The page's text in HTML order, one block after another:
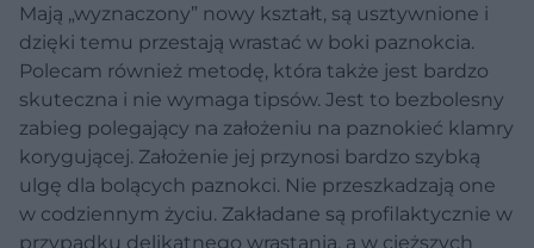
Mają „wyznaczony” nowy kształt, są usztywnione i
dzięki temu przestają wrastać w boki paznokcia.
Polecam również metodę, która także jest bardzo
skuteczna i nie wymaga tipsów. Jest to bezbolesny
zabieg polegający na założeniu na paznokieć klamry
korygującej. Założenie jej przynosi bardzo szybką
ulgę dla bolących paznokci. Nie przeszkadzają one
w codziennym życiu. Zakładane są profilaktycznie w
przypadku delikatnego wrastania, a w cięższych